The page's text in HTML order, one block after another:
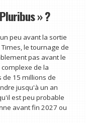
» ?
peu avant la sortie
Times, le tournage de
pas avant le
de la
de 15 millions de
jusqu'à un an
est peu probable
avant fin 2027 ou